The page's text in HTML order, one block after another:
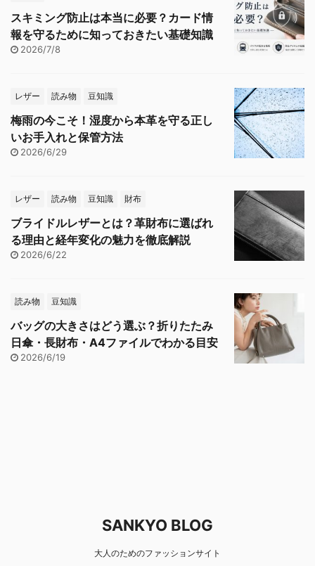
スキミング防止は本当に必要？カード情
報を守るために知っておきたい基礎知識
2026/7/8
レザー 読み物 豆知識
梅雨の今こそ！湿度から本革を守る正し
いお手入れと保管方法
2026/6/29
レザー 読み物 豆知識 財布
ブライドルレザーとは？革財布に選ばれ
る理由と経年変化の魅力を徹底解説
2026/6/22
読み物 豆知識
バッグの大きさはどう選ぶ？折りたたみ
日傘・長財布・A4ファイルでわかる目安
2026/6/19
SANKYO BLOG
大人のためのファッションサイト